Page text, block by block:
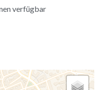
verfügbar